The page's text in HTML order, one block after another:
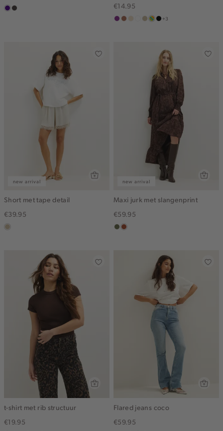
indigochoco
€14.95
middenpaars
terracotta
vanille
witlichtzand
meerkleurig
zwart
+3
new arrival
Short met tape detail
€39.95
lichtzand
new arrival
Maxi jurk met slangenprint
€59.95
groen,
bruin
t-shirt met rib structuur
€19.95
Flared jeans coco
€59.95